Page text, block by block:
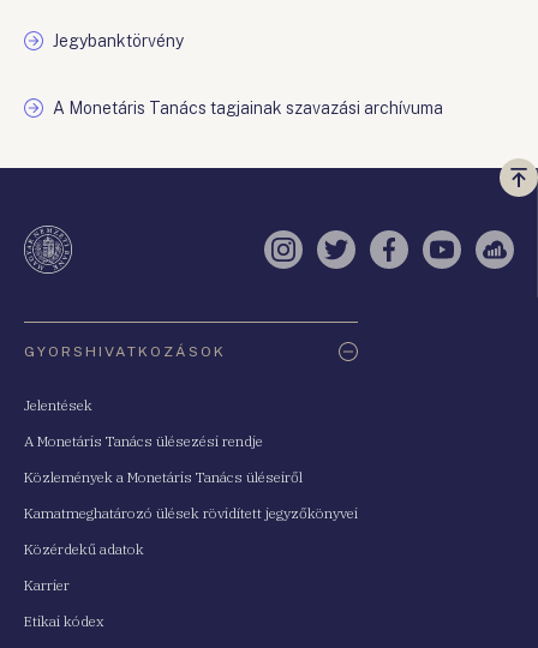
Jegybanktörvény
A Monetáris Tanács tagjainak szavazási archívuma
a
Instagram
TwitterFacebook
YouTube
GYORSHIVATKOZÁSOK
Jelentések
A Monetáris Tanács ülésezési rendje
Közlemények a Monetáris Tanács üléseiről
Kamatmeghatározó ülések rövidített jegyzőkönyvei
Közérdekű adatok
Karrier
Etikai kódex